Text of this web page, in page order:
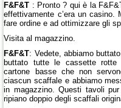
F&F&T : Pronto ? qui è la
effettivamente c’era un
fare ordine e ad ottimizzare gli
Visita al magazzino.
F&F&T: Vedete, abbiamo
buttato tutte le cassette
cartone basse che non
ciascun scaffale e abbiamo
in magazzino. Questi tavoli
ripiano doppio degli scaffali